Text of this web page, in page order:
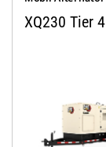
XQ230 Tier